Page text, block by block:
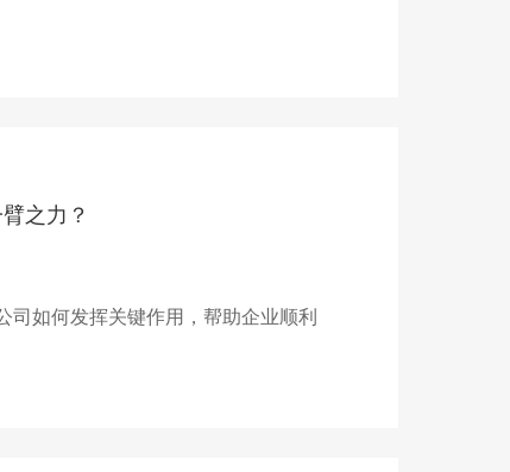
之力？
司如何发挥关键作用，帮助企业顺利